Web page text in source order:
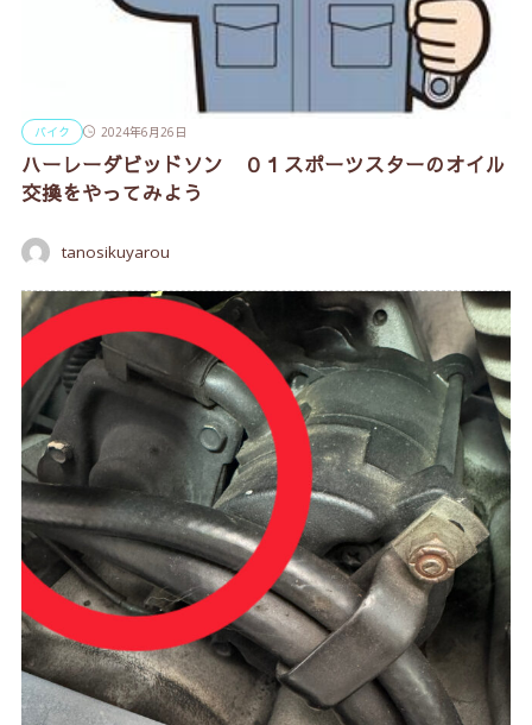
バイク 2024年6月26日
ハーレーダビッドソン ０１スポーツスターのオイル
交換をやってみよう
tanosikuyarou